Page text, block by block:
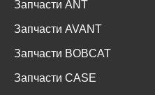
Запчасти ANT
Запчасти AVANT
Запчасти BOBCAT
Запчасти CASE